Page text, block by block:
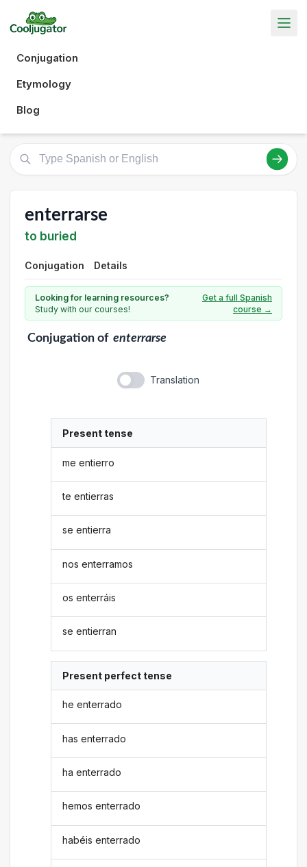
Conjugation
Etymology
Blog
enterrarse
to buried
Conjugation Details
Looking for learning resources?
Study with our courses!
Get a full Spanish
course →
Conjugationof enterrarse
Translation
Present tense
me entierro
te entierras
se entierra
nos enterramos
os enterráis
se entierran
Present perfect tense
he enterrado
has enterrado
ha enterrado
hemos enterrado
habéis enterrado